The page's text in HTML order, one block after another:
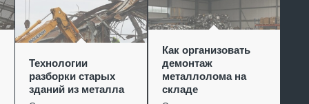
Технологии
разборки старых
зданий из металла
Как организовать
демонтаж
металлолома на
складе